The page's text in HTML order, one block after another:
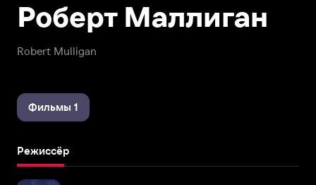
Robert Mulligan
Роберт Маллиган
Фильмы 1
Режиссёр